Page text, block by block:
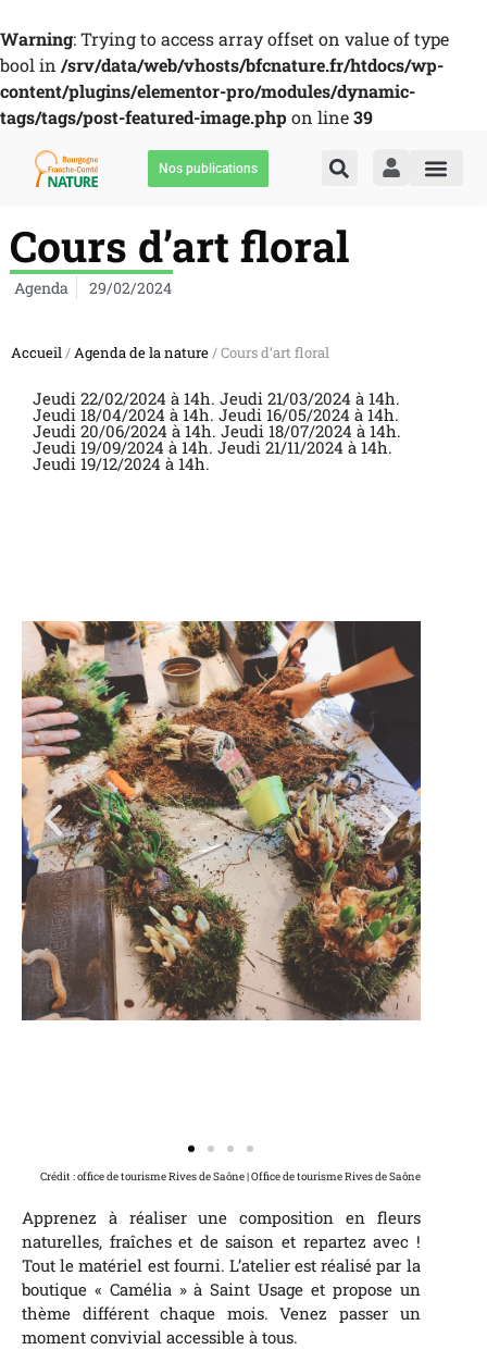
Warning: Trying to access array offset on value of type
bool in /srv/data/web/vhosts/bfcnature.fr/htdocs/wp-
content/plugins/elementor-pro/modules/dynamic-
tags/tags/post-featured-image.phpon line39
Nos publications
Cours d’art floral
Agenda 29/02/2024
Accueil/Agenda de la nature/ Cours d’art floral
Jeudi 22/02/2024 à 14h. Jeudi 21/03/2024 à 14h.
Jeudi 18/04/2024 à 14h. Jeudi 16/05/2024 à 14h.
Jeudi 20/06/2024 à 14h. Jeudi 18/07/2024 à 14h.
Jeudi 19/09/2024 à 14h. Jeudi 21/11/2024 à 14h.
Jeudi 19/12/2024 à 14h.
Crédit : office de tourisme Rives de Saône | Office de tourisme Rives de Saône
Apprenez à réaliser une composition en fleurs
naturelles, fraîches et de saison et repartez avec !
Tout le matériel est fourni. L’atelier est réalisé par la
boutique « Camélia » à Saint Usage et propose un
thème différent chaque mois. Venez passer un
moment convivial accessible à tous.